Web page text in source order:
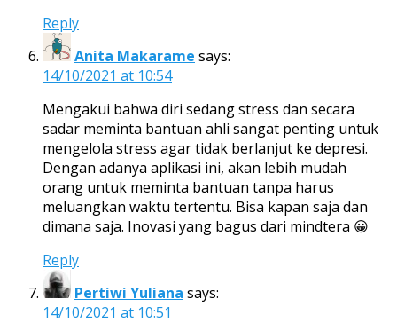
Reply
Anita Makarame says:
14/10/2021 at 10:54
Mengakui bahwa diri sedang stress dan secara
sadar meminta bantuan ahli sangat penting untuk
mengelola stress agar tidak berlanjut ke depresi.
Dengan adanya aplikasi ini, akan lebih mudah
orang untuk meminta bantuan tanpa harus
meluangkan waktu tertentu. Bisa kapan saja dan
dimana saja. Inovasi yang bagus dari mindtera 😀
Reply
Pertiwi Yuliana says:
14/10/2021 at 10:51